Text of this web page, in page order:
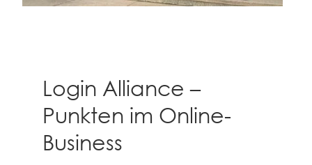
Login Alliance –
Punkten im Online-
Business